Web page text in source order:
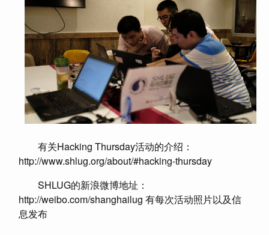
有关Hacking Thursday活动的介绍：
http://www.shlug.org/about/#hacking-thursday
SHLUG的新浪微博地址：
http://weibo.com/shanghailug 有每次活动照片以及信
息发布